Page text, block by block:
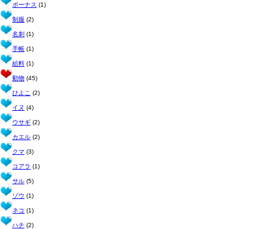
ボーナス (1)
制服 (2)
名刺 (1)
手帳 (1)
給料 (1)
動物 (45)
ひよこ (2)
イヌ (4)
ウサギ (2)
カエル (2)
クマ (3)
コアラ (1)
サル (5)
ゾウ (1)
ネコ (1)
ハチ (2)